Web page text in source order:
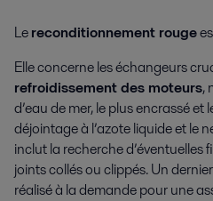
Lereconditionnement rouge
Elle concerne les échangeurs
refroidissement des moteurs,
d’eau de mer, le plus encrassé et
déjointage à l’azote liquide et le
inclut la recherche d’éventuelles
joints collés ou clippés. Un
réalisé à la demande pour une